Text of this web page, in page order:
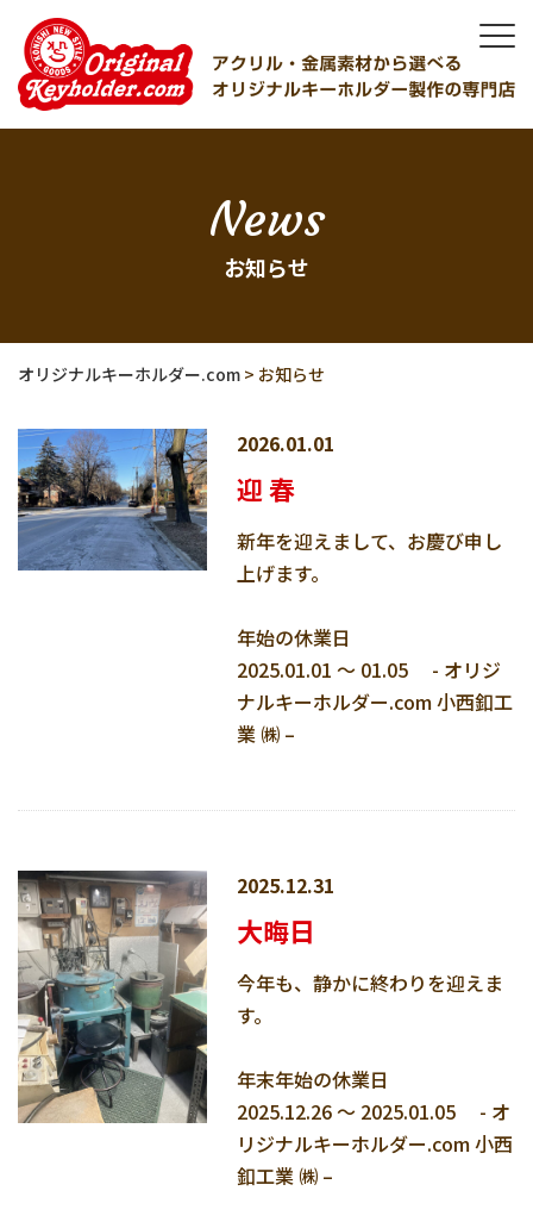
News
お知らせ
オリジナルキーホルダー.com > お知らせ
2026.01.01
迎 春
新年を迎えまして、お慶び申し
上げます。
年始の休業日
2025.01.01 ～ 01.05 - オリジ
ナルキーホルダー.com 小西釦工
業 ㈱ –
2025.12.31
大晦日
今年も、静かに終わりを迎えま
す。
年末年始の休業日
2025.12.26 ～ 2025.01.05 - オ
リジナルキーホルダー.com 小西
釦工業 ㈱ –